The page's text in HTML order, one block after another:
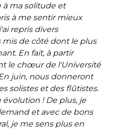
à ma solitude et
à me sentir mieux
repris divers
mis de côté dont le plus
En fait, à partir
le chœur de l'Université
juin, nous donneront
solistes et des flûtistes.
! De plus, je
et avec de bons
je me sens plus en